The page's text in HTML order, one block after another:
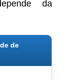
da
de